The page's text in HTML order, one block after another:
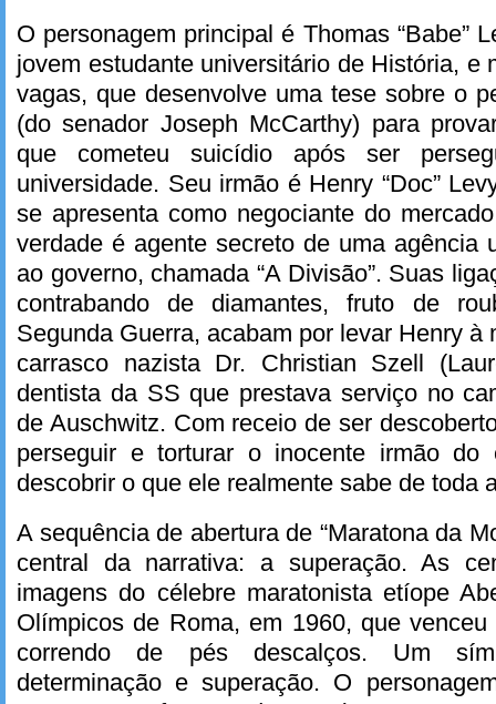
O personagem principal é Thomas “Babe”
jovem estudante universitário de História, e
vagas, que desenvolve uma tese sobre o
(do senador Joseph McCarthy) para
que cometeu suicídio após ser
universidade. Seu irmão é Henry “Doc”
se apresenta como negociante do
verdade é agente secreto de uma agência
ao governo, chamada “A Divisão”. Suas
contrabando de diamantes, fruto de
Segunda Guerra, acabam por levar Henry à
carrasco nazista Dr. Christian Szell
dentista da SS que prestava serviço no
de Auschwitz. Com receio de ser
perseguir e torturar o inocente irmão do
descobrir o que ele realmente sabe de toda
A sequência de abertura de “Maratona da
central da narrativa: a superação. As
imagens do célebre maratonista etíope
Olímpicos de Roma, em 1960, que
correndo de pés descalços. Um
determinação e superação. O